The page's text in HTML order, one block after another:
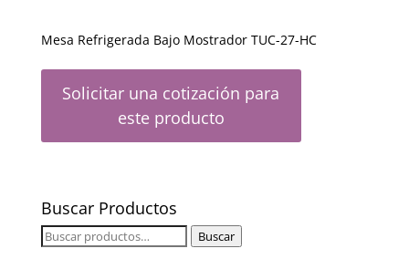
Mesa Refrigerada Bajo Mostrador TUC-27-HC
Solicitar una cotización para
este producto
Buscar Productos
Buscar
Buscar